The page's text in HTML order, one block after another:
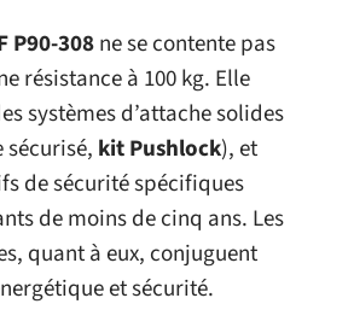
P90-308ne se contente pas
résistance à 100 kg. Elle
systèmes d’attache solides
kit Pushlock), et
de sécurité spécifiques
de moins de cinq ans. Les
quant à eux, conjuguent
et sécurité.